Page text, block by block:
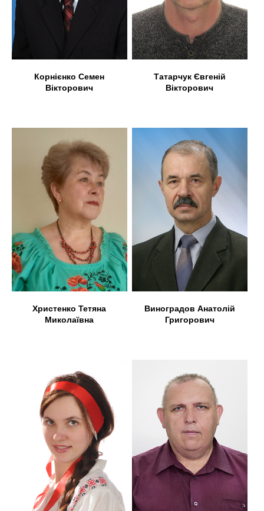
Корнієнко Семен
Вікторович
Татарчук Євгеній
Вікторович
Христенко Тетяна
Миколаївна
Виноградов Анатолій
Григорович